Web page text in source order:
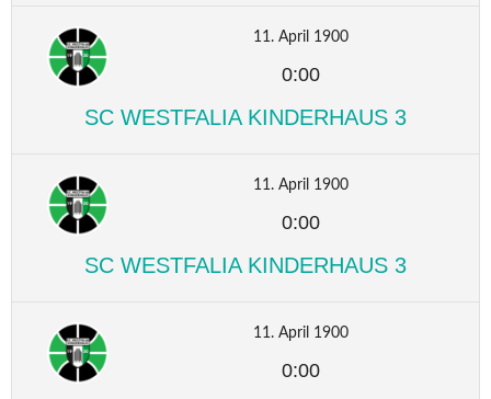
11. April 1900
0:00
SC WESTFALIA KINDERHAUS 3
11. April 1900
0:00
SC WESTFALIA KINDERHAUS 3
11. April 1900
0:00